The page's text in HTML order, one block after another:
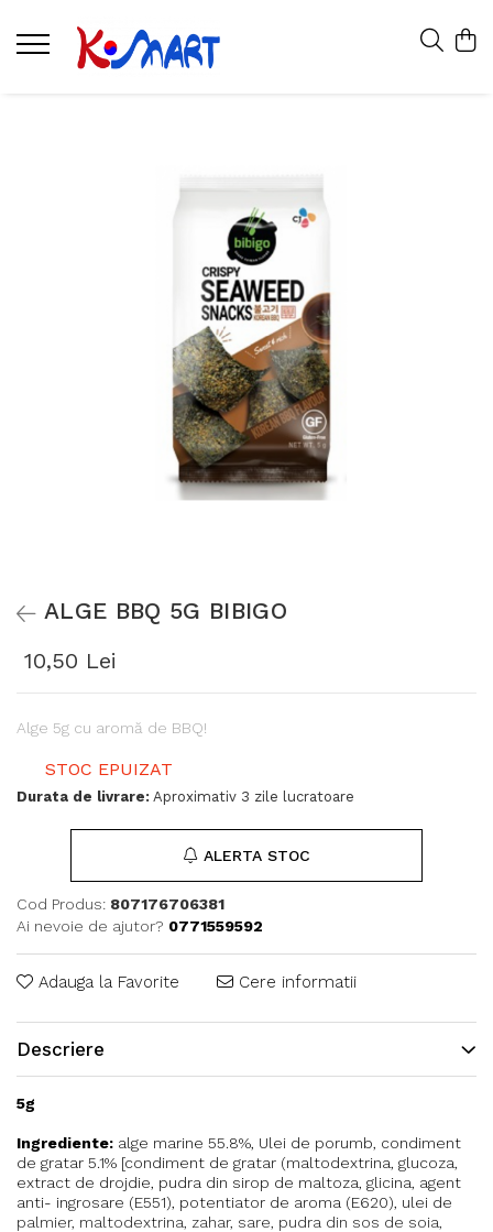
ALGE BBQ 5G BIBIGO
10,50 Lei
Alge 5g cu aromă de BBQ!
STOC EPUIZAT
Durata de livrare: Aproximativ 3 zile lucratoare
ALERTA STOC
Cod Produs: 807176706381
Ai nevoie de ajutor? 0771559592
Adauga la Favorite Cere informatii
Descriere
5g
Ingrediente: alge marine 55.8%, Ulei de porumb, condiment
de gratar 5.1% [condiment de gratar (maltodextrina, glucoza,
extract de drojdie, pudra din sirop de maltoza, glicina, agent
anti- ingrosare (E551), potentiator de aroma (E620), ulei de
palmier, maltodextrina, zahar, sare, pudra din sos de soia,